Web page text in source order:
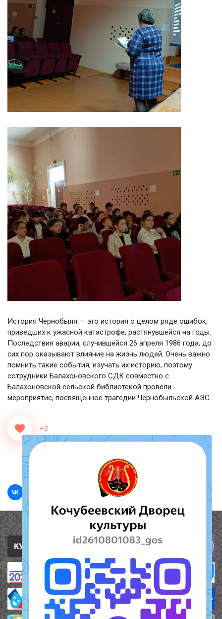
История Чернобыля — это история о целом ряде ошибок,
приведших к ужасной катастрофе, растянувшейся на годы.
Последствия аварии, случившейся 26 апреля 1986 года, до
сих пор оказывают влияние на жизнь людей. Очень важно
помнить такие события, изучать их историю, поэтому
сотрудники Балахоновского СДК совместно с
Балахоновской сельской библиотекой провели
мероприятие, посвященное трагедии Чернобыльской АЭС.
+2
Полезные ссылки